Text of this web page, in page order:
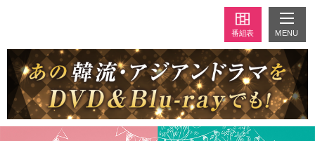
番組表 MENU